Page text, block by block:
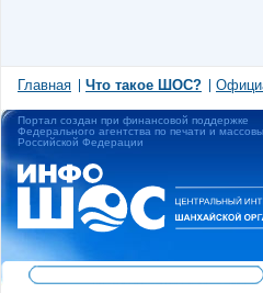
Главная Что такое ШОС?
Портал создан при финансовой поддержке
Федерального агентства по печати и
Российской Федерации